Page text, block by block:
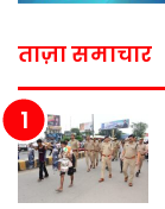
ताज़ा समाचार